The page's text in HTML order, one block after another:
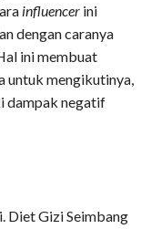
influencer ini
dengan caranya
ini membuat
untuk mengikutinya,
dampak negatif
Diet Gizi Seimbang